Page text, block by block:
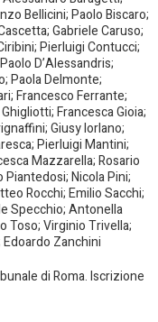
Bellicini; Paolo Biscaro;
Gabriele Caruso;
Pierluigi Contucci;
D’Alessandris;
Paola Delmonte;
Francesco Ferrante;
Francesca Gioia;
Giusy Iorlano;
Pierluigi Mantini;
Mazzarella; Rosario
Nicola Pini;
Rocchi; Emilio Sacchi;
Specchio; Antonella
Toso; Virginio Trivella;
Zanchini
di Roma. Iscrizione